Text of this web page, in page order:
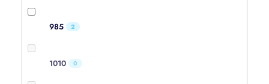
985 2
1010 0